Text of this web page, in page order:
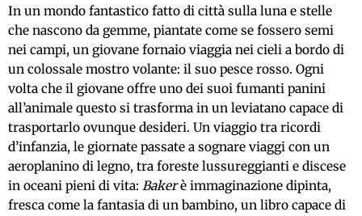
In un mondo fantastico fatto di città sulla luna e stelle
che nascono da gemme, piantate come se fossero semi
nei campi, un giovane fornaio viaggia nei cieli a bordo di
un colossale mostro volante: il suo pesce rosso. Ogni
volta che il giovane offre uno dei suoi fumanti panini
all’animale questo si trasforma in un leviatano capace di
trasportarlo ovunque desideri. Un viaggio tra ricordi
d’infanzia, le giornate passate a sognare viaggi con un
aeroplanino di legno, tra foreste lussureggianti e discese
in oceani pieni di vita: Bakerè immaginazione dipinta,
fresca come la fantasia di un bambino, un libro capace di